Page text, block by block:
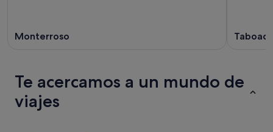
Monterroso
Te acercamos a un mundo de
viajes